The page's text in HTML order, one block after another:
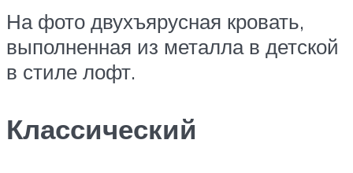
На фото двухъярусная кровать,
выполненная из металла в детской
в стиле лофт.
Классический